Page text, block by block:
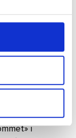
en stor
i